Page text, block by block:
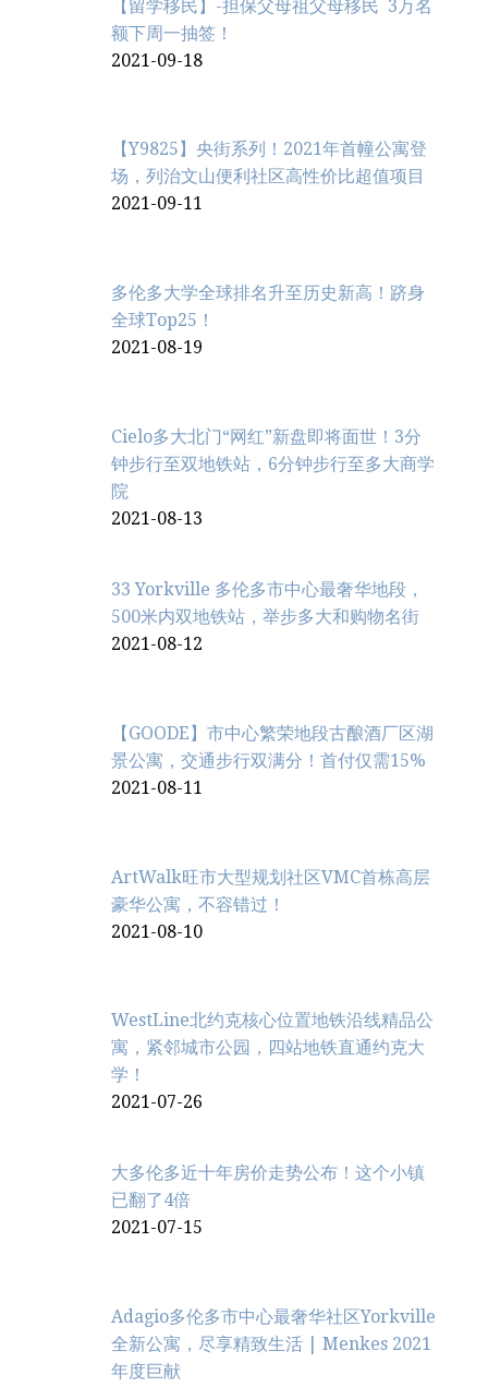
【留学移民】-担保父母祖父母移民 3万名
额下周一抽签！
2021-09-18
【Y9825】央街系列！2021年首幢公寓登
场，列治文山便利社区高性价比超值项目
2021-09-11
多伦多大学全球排名升至历史新高！跻身
全球Top25！
2021-08-19
Cielo多大北门“网红”新盘即将面世！3分
钟步行至双地铁站，6分钟步行至多大商学
院
2021-08-13
33 Yorkville 多伦多市中心最奢华地段，
500米内双地铁站，举步多大和购物名街
2021-08-12
【GOODE】市中心繁荣地段古酿酒厂区湖
景公寓，交通步行双满分！首付仅需15%
2021-08-11
ArtWalk旺市大型规划社区VMC首栋高层
豪华公寓，不容错过！
2021-08-10
WestLine北约克核心位置地铁沿线精品公
寓，紧邻城市公园，四站地铁直通约克大
学！
2021-07-26
大多伦多近十年房价走势公布！这个小镇
已翻了4倍
2021-07-15
Adagio多伦多市中心最奢华社区Yorkville
全新公寓，尽享精致生活 | Menkes 2021
年度巨献